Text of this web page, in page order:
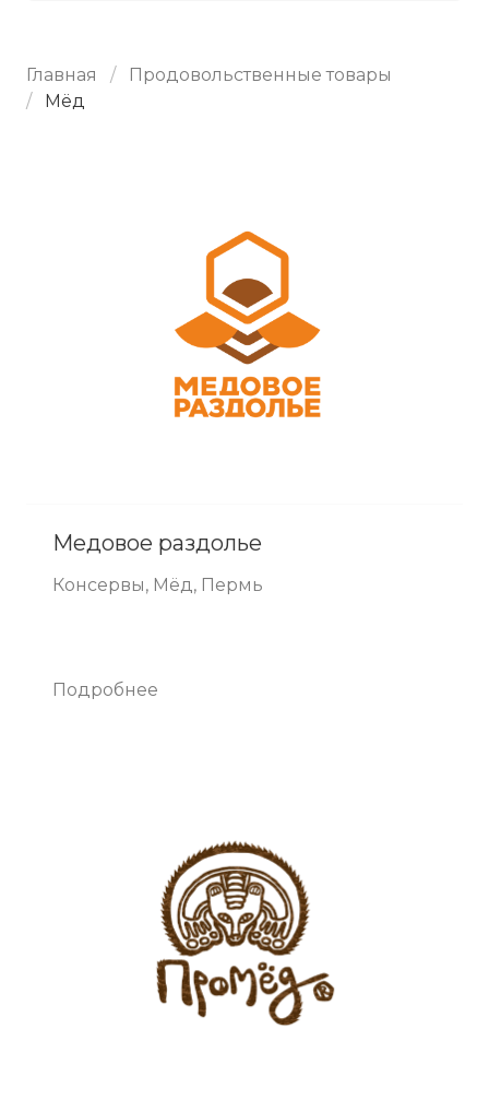
Главная
Продовольственные товары
Мёд
Медовое раздолье
Консервы, Мёд, Пермь
Подробнее